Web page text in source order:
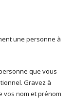
une personne à
que vous
Gravez à
vos nom et prénom